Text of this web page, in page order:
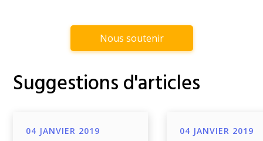
Nous soutenir
Suggestions d'articles
04 JANVIER 2019 04 JANVIER 2019